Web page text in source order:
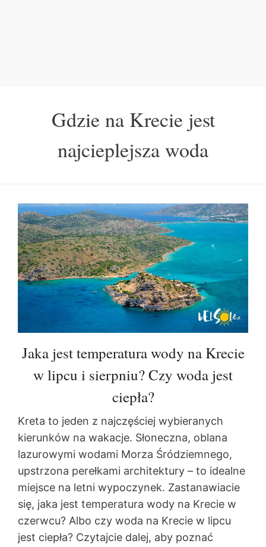
Gdzie na Krecie jest
najcieplejsza woda
Jaka jest temperatura wody na Krecie
w lipcu i sierpniu? Czy woda jest
ciepła?
Kreta to jeden z najczęściej wybieranych
kierunków na wakacje. Słoneczna, oblana
lazurowymi wodami Morza Śródziemnego,
upstrzona perełkami architektury – to idealne
miejsce na letni wypoczynek. Zastanawiacie
się, jaka jest temperatura wody na Krecie w
czerwcu? Albo czy woda na Krecie w lipcu
jest ciepła? Czytajcie dalej, aby poznać